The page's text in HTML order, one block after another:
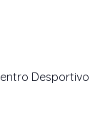
Desportivo